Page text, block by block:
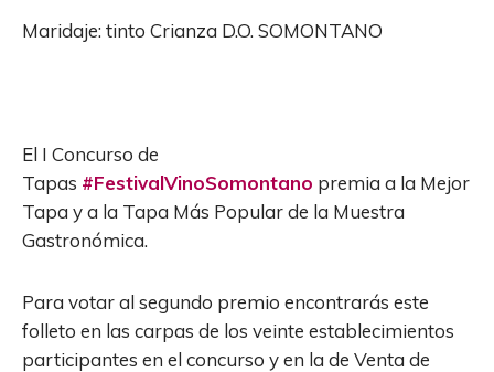
Maridaje: tinto Crianza D.O. SOMONTANO
El I Concurso de
Tapas #FestivalVinoSomontano premia a la Mejor
Tapa y a la Tapa Más Popular de la Muestra
Gastronómica.
Para votar al segundo premio encontrarás este
folleto en las carpas de los veinte establecimientos
participantes en el concurso y en la de Venta de